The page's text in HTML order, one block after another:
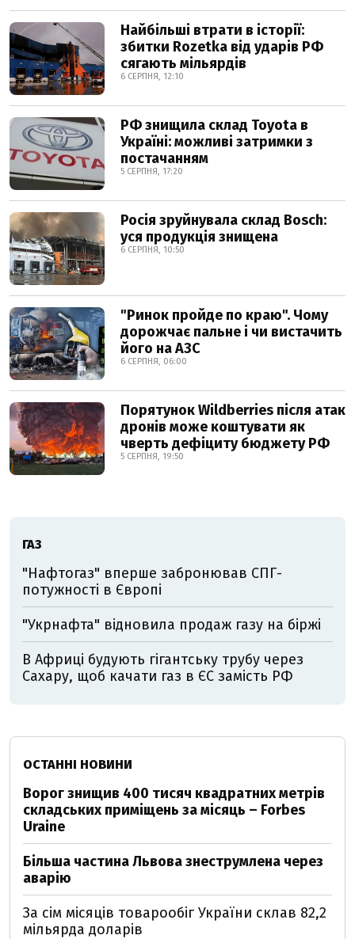
Найбільші втрати в історії:
збитки Rozetka від ударів РФ
сягають мільярдів
6 СЕРПНЯ, 12:10
РФ знищила склад Toyota в
Україні: можливі затримки з
постачанням
5 СЕРПНЯ, 17:20
Росія зруйнувала склад Bosch:
уся продукція знищена
6 СЕРПНЯ, 10:50
"Ринок пройде по краю". Чому
дорожчає пальне і чи вистачить
його на АЗС
6 СЕРПНЯ, 06:00
Порятунок Wildberries після атак
дронів може коштувати як
чверть дефіциту бюджету РФ
5 СЕРПНЯ, 19:50
ГАЗ
"Нафтогаз" вперше забронював СПГ-
потужності в Європі
"Укрнафта" відновила продаж газу на біржі
В Африці будують гігантську трубу через
Сахару, щоб качати газ в ЄС замість РФ
ОСТАННІ НОВИНИ
Ворог знищив 400 тисяч квадратних метрів
складських приміщень за місяць – Forbes
Uraine
Більша частина Львова знеструмлена через
аварію
За сім місяців товарообіг України склав 82,2
мільярда доларів